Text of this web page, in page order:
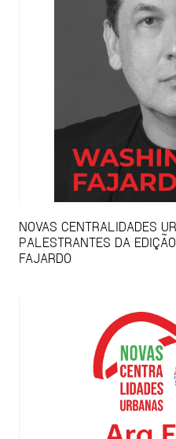
NOVAS CENTRALIDADES
PALESTRANTES DA
FAJARDO